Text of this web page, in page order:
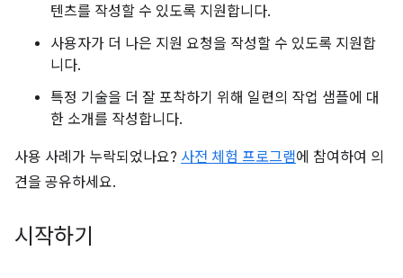
텐츠를 작성할 수 있도록 지원합니다.
사용자가 더 나은 지원 요청을 작성할 수 있도록 지원합
니다.
특정 기술을 더 잘 포착하기 위해 일련의 작업 샘플에 대
한 소개를 작성합니다.
사용 사례가 누락되었나요? 사전 체험 프로그램에 참여하여 의
견을 공유하세요.
시작하기